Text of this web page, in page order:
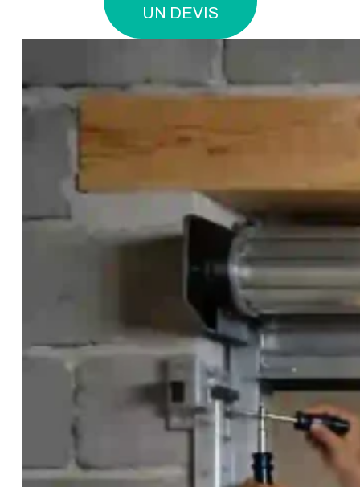
UN DEVIS